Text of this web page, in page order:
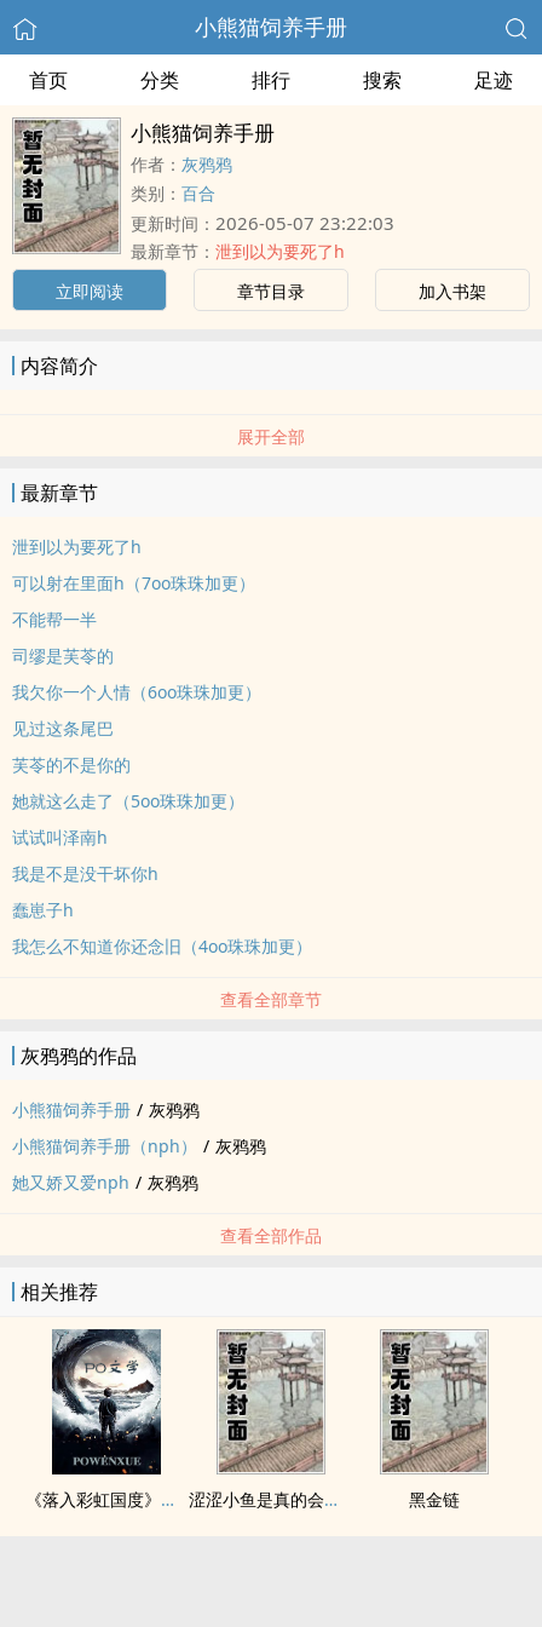
小熊猫饲养手册
首页 分类 排行 搜索 足迹
小熊猫饲养手册
作者： 灰鸦鸦
类别： 百合
更新时间： 2026-05-07 23:22:03
最新章节： 泄到以为要死了h
立即阅读
章节目录 加入书架
内容简介
展开全部
最新章节
泄到以为要死了h
可以射在里面h（7oo珠珠加更）
不能帮一半
司缪是芙苓的
我欠你一个人情（6oo珠珠加更）
见过这条尾巴
芙苓的不是你的
她就这么走了（5oo珠珠加更）
试试叫泽南h
我是不是没干坏你h
蠢崽子h
我怎么不知道你还念旧（4oo珠珠加更）
查看全部章节
灰鸦鸦的作品
小熊猫饲养手册 / 灰鸦鸦
小熊猫饲养手册（nph）
/ 灰鸦鸦
她又娇又爱nph / 灰鸦鸦
查看全部作品
相关推荐
《落入彩虹国度》穿越+西幻+言情 涩涩小鱼是真的会被干透 黑金链